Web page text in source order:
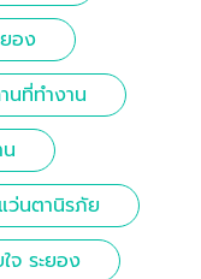
อง
ที่ทำงาน
แว่นตานิรภัย
จ ระยอง